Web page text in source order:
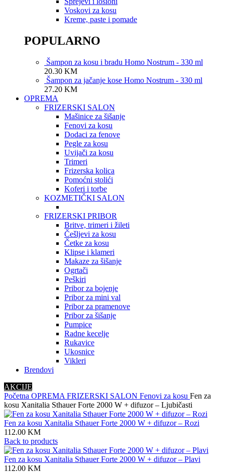
Voskovi za kosu
Kreme, paste i pomade
POPULARNO
Šampon za kosu i bradu Homo Nostrum - 330 ml
20.30 KM
Šampon za jačanje kose Homo Nostrum - 330 ml
27.20 KM
OPREMA
FRIZERSKI SALON
Mašinice za šišanje
Fenovi za kosu
Dodaci za fenove
Pegle za kosu
Uvijači za kosu
Trimeri
Frizerska kolica
Pomoćni stolići
Koferi i torbe
KOZMETIČKI SALON
FRIZERSKI PRIBOR
Britve, trimeri i žileti
Češljevi za kosu
Četke za kosu
Klipse i klameri
Makaze za šišanje
Ogrtači
Peškiri
Pribor za bojenje
Pribor za mini val
Pribor za pramenove
Pribor za šišanje
Pumpice
Radne kecelje
Rukavice
Ukosnice
Vikleri
Brendovi
AKCIJE
Početna OPREMA FRIZERSKI SALON Fenovi za kosu Fen za
kosu Xanitalia Sthauer Forte 2000 W + difuzor – Ljubičasti
Fen za kosu Xanitalia Sthauer Forte 2000 W + difuzor – Rozi
112.00 KM
Back to products
Fen za kosu Xanitalia Sthauer Forte 2000 W + difuzor – Plavi
112.00 KM